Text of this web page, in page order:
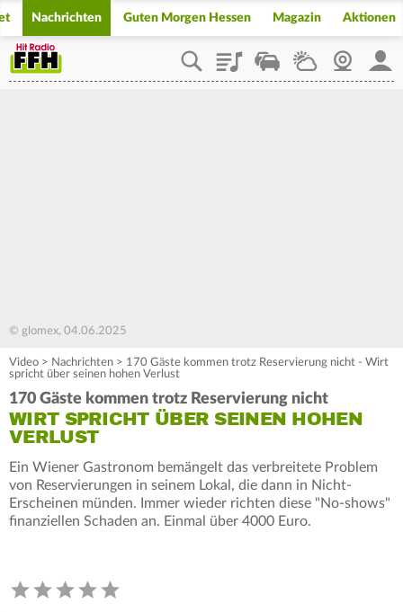
Nachrichten Guten Morgen Hessen Magazin Aktionen
PlaylistStaupilotWetterWebcam
© glomex, 04.06.2025
Video > Nachrichten > 170 Gäste kommen trotz Reservierung nicht - Wirt
spricht über seinen hohen Verlust
170 Gäste kommen trotz Reservierung nicht
WIRT SPRICHT ÜBER SEINEN HOHEN
VERLUST
Ein Wiener Gastronom bemängelt das verbreitete Problem
von Reservierungen in seinem Lokal, die dann in Nicht-
Erscheinen münden. Immer wieder richten diese "No-shows"
finanziellen Schaden an. Einmal über 4000 Euro.